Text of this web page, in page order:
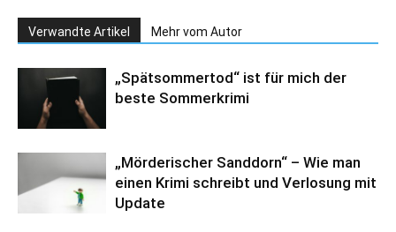
Verwandte Artikel Mehr vom Autor
„Spätsommertod“ ist für mich der
beste Sommerkrimi
„Mörderischer Sanddorn“ – Wie man
einen Krimi schreibt und Verlosung mit
Update